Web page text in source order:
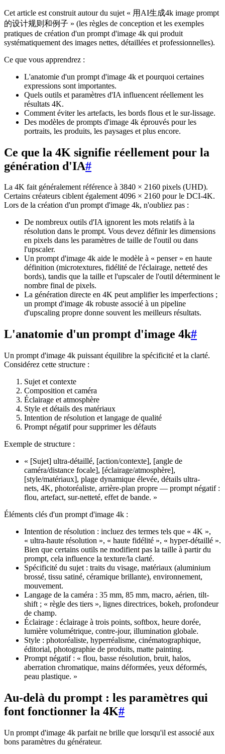
Cet article est construit autour du sujet « 用AI生成4k image prompt
的设计规则和例子 » (les règles de conception et les exemples
pratiques de création d'un prompt d'image 4k qui produit
systématiquement des images nettes, détaillées et professionnelles).
Ce que vous apprendrez :
L'anatomie d'un prompt d'image 4k et pourquoi certaines
expressions sont importantes.
Quels outils et paramètres d'IA influencent réellement les
résultats 4K.
Comment éviter les artefacts, les bords flous et le sur-lissage.
Des modèles de prompts d'image 4k éprouvés pour les
portraits, les produits, les paysages et plus encore.
Ce que la 4K signifie réellement pour la
génération d'IA#
La 4K fait généralement référence à 3840 × 2160 pixels (UHD).
Certains créateurs ciblent également 4096 × 2160 pour le DCI-4K.
Lors de la création d'un prompt d'image 4k, n'oubliez pas :
De nombreux outils d'IA ignorent les mots relatifs à la
résolution dans le prompt. Vous devez définir les dimensions
en pixels dans les paramètres de taille de l'outil ou dans
l'upscaler.
Un prompt d'image 4k aide le modèle à « penser » en haute
définition (microtextures, fidélité de l'éclairage, netteté des
bords), tandis que la taille et l'upscaler de l'outil déterminent le
nombre final de pixels.
La génération directe en 4K peut amplifier les imperfections ;
un prompt d'image 4k robuste associé à un pipeline
d'upscaling propre donne souvent les meilleurs résultats.
L'anatomie d'un prompt d'image 4k#
Un prompt d'image 4k puissant équilibre la spécificité et la clarté.
Considérez cette structure :
Sujet et contexte
Composition et caméra
Éclairage et atmosphère
Style et détails des matériaux
Intention de résolution et langage de qualité
Prompt négatif pour supprimer les défauts
Exemple de structure :
« [Sujet] ultra-détaillé, [action/contexte], [angle de
caméra/distance focale], [éclairage/atmosphère],
[style/matériaux], plage dynamique élevée, détails ultra-
nets, 4K, photoréaliste, arrière-plan propre — prompt négatif :
flou, artefact, sur-netteté, effet de bande. »
Éléments clés d'un prompt d'image 4k :
Intention de résolution : incluez des termes tels que « 4K »,
« ultra-haute résolution », « haute fidélité », « hyper-détaillé ».
Bien que certains outils ne modifient pas la taille à partir du
prompt, cela influence la texture/la clarté.
Spécificité du sujet : traits du visage, matériaux (aluminium
brossé, tissu satiné, céramique brillante), environnement,
mouvement.
Langage de la caméra : 35 mm, 85 mm, macro, aérien, tilt-
shift ; « règle des tiers », lignes directrices, bokeh, profondeur
de champ.
Éclairage : éclairage à trois points, softbox, heure dorée,
lumière volumétrique, contre-jour, illumination globale.
Style : photoréaliste, hyperréalisme, cinématographique,
éditorial, photographie de produits, matte painting.
Prompt négatif : « flou, basse résolution, bruit, halos,
aberration chromatique, mains déformées, yeux déformés,
peau plastique. »
Au-delà du prompt : les paramètres qui
font fonctionner la 4K#
Un prompt d'image 4k parfait ne brille que lorsqu'il est associé aux
bons paramètres du générateur.